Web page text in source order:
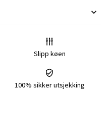
Slipp køen
100% sikker utsjekking